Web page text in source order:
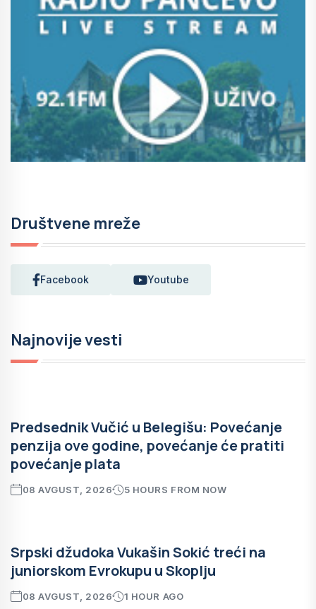
Društvene mreže
Facebook Youtube
Najnovije vesti
Predsednik Vučić u Belegišu: Povećanje
penzija ove godine, povećanje će pratiti
povećanje plata
08 AVGUST, 2026 5 HOURS FROM NOW
Srpski džudoka Vukašin Sokić treći na
juniorskom Evrokupu u Skoplju
08 AVGUST, 2026 1 HOUR AGO